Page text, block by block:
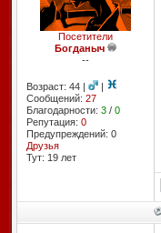
Посетители
Богданыч
--
Возраст: 44 |
|
Сообщений: 27
Благодарности: 3/ 0
Репутация: 0
Предупреждений: 0
Друзья
Тут: 19 лет